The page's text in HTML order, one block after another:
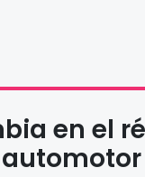
en el